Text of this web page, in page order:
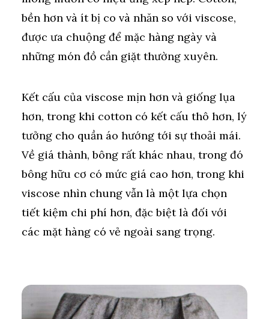
bền hơn và ít bị co và nhăn so với viscose,
được ưa chuộng để mặc hàng ngày và
những món đồ cần giặt thường xuyên.
Kết cấu của viscose mịn hơn và giống lụa
hơn, trong khi cotton có kết cấu thô hơn, lý
tưởng cho quần áo hướng tới sự thoải mái.
Về giá thành, bông rất khác nhau, trong đó
bông hữu cơ có mức giá cao hơn, trong khi
viscose nhìn chung vẫn là một lựa chọn
tiết kiệm chi phí hơn, đặc biệt là đối với
các mặt hàng có vẻ ngoài sang trọng.